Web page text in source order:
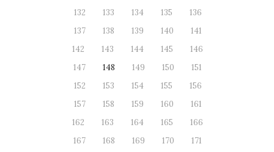
132
133 134 135
136
137
138 139 140
141
142
143 144 145
146
147
148 149 150
151
152
153 154 155
156
157
158 159 160
161
162
163 164 165
166
167
168 169 170
171